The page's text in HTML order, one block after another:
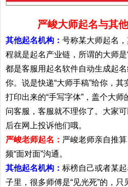
严峻大师起名与其
其他起名机构： 号称某大师起名
程就是起名产业链，所谓的大师是
都是客服用起名软件自动生成起
你。说是快递“大师手稿”给你，其
打印出来的“手写字体”，盖个大
问客服，客服就不理你了。大家
后在网上投诉他们哦。
严峻老师起名： 严峻老师亲自推
频“面对面”沟通。
其他起名机构： 标榜自己或者某
子里，很多师傅是“见光死”的，